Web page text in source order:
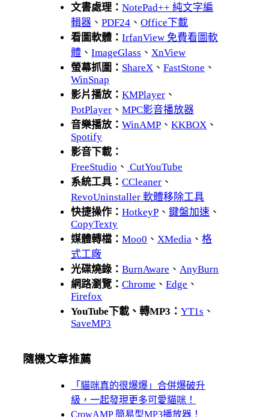
文書處理：NotePad++ 純文字編
輯器 、PDF24 、Office下載
看圖軟體：IrfanView 免費看圖軟
體 、ImageGlass 、 XnView
螢幕抓圖： ShareX 、FastStone 、
WinSnap
影片播放：KMPlayer 、
PotPlayer 、MPC影音播放器
音樂播放：WinAMP 、KKBOX 、
Spotify
影音下載：
FreeStudio 、 CutYouTube
系統工具：CCleaner 、
RevoUninstaller 軟體移除工具
快捷操作：HotkeyP 、鍵盤加速 、
CopyTexty
媒體轉檔：Moo0 、 XMedia 、格
式工廠
光碟燒錄：BurnAware 、 AnyBurn
網路瀏覽：Chrome 、Edge 、
Firefox
YouTube下載、轉MP3：YT1s 、
SaveMP3
隨機文章推薦
「貓咪真的很爆爆」合併爆破升
級，一起發現更多可愛貓咪！
CrowAMP 簡易型MP3播放器！